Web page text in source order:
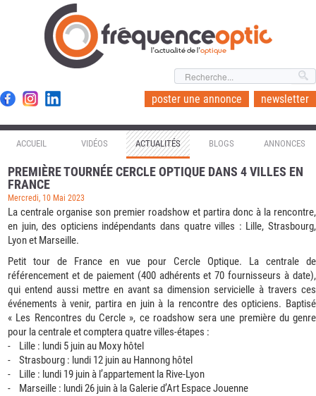
l'actualité de l'optique
poster une annonce newsletter
ACCUEIL VIDÉOS ACTUALITÉS BLOGS ANNONCES
PREMIÈRE TOURNÉE CERCLE OPTIQUE DANS 4 VILLES EN
FRANCE
Mercredi, 10 Mai 2023
La centrale organise son premier roadshow et partira donc à la rencontre,
en juin, des opticiens indépendants dans quatre villes : Lille, Strasbourg,
Lyon et Marseille.
Petit tour de France en vue pour Cercle Optique. La centrale de
référencement et de paiement (400 adhérents et 70 fournisseurs à date),
qui entend aussi mettre en avant sa dimension servicielle à travers ces
événements à venir, partira en juin à la rencontre des opticiens. Baptisé
« Les Rencontres du Cercle », ce roadshow sera une première du genre
pour la centrale et comptera quatre villes-étapes :
- Lille : lundi 5 juin au Moxy hôtel
- Strasbourg : lundi 12 juin au Hannong hôtel
- Lille : lundi 19 juin à l’appartement la Rive-Lyon
- Marseille : lundi 26 juin à la Galerie d’Art Espace Jouenne